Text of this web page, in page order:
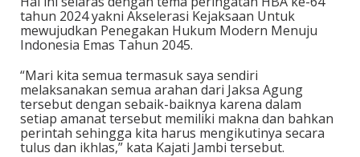
tahun 2024 yakni Akselerasi Kejaksaan Untuk
mewujudkan Penegakan Hukum Modern Menuju
Indonesia Emas Tahun 2045.
“Mari kita semua termasuk saya sendiri
melaksanakan semua arahan dari Jaksa Agung
tersebut dengan sebaik-baiknya karena dalam
setiap amanat tersebut memiliki makna dan bahkan
perintah sehingga kita harus mengikutinya secara
tulus dan ikhlas,” kata Kajati Jambi tersebut.